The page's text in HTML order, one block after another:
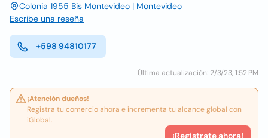
Colonia 1955 Bis Montevideo | Montevideo
Escribe una reseña
+598 94810177
Última actualización: 2/3/23, 1:52 PM
¡Atención dueños!
Registra tu comercio ahora e incrementa tu alcance global con
iGlobal.
¡Registrate ahora!